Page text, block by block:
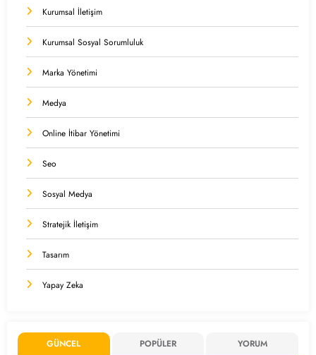
Kurumsal İletişim
Kurumsal Sosyal Sorumluluk
Marka Yönetimi
Medya
Online İtibar Yönetimi
Seo
Sosyal Medya
Stratejik İletişim
Tasarım
Yapay Zeka
GÜNCEL POPÜLER YORUM